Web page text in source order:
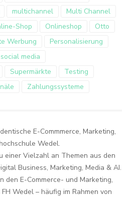
multichannel
Multi Channel
Shop Onlineshop
Otto
Werbung
Personalisierung
social media
Supermärkte
Testing
Zahlungssysteme
E-Commmerce, Marketing,
Wedel.
einer Vielzahl an Themen aus den
Business, Marketing, Media & AI.
den E-Commerce- und Marketing,
Wedel – häufig im Rahmen von